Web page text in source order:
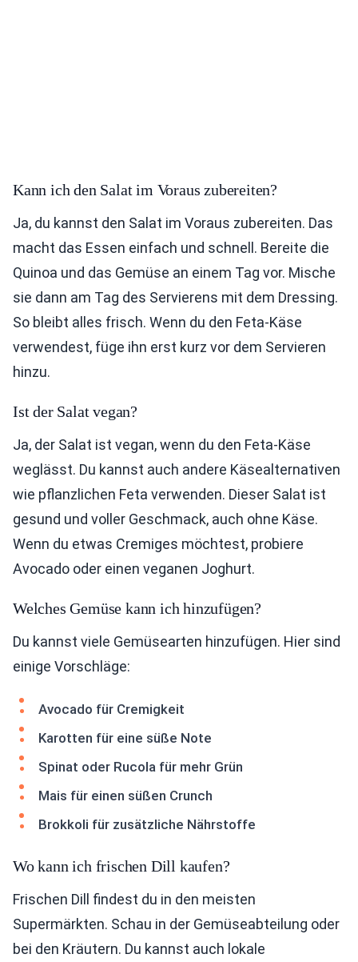
Kann ich den Salat im Voraus zubereiten?
Ja, du kannst den Salat im Voraus zubereiten. Das
macht das Essen einfach und schnell. Bereite die
Quinoa und das Gemüse an einem Tag vor. Mische
sie dann am Tag des Servierens mit dem Dressing.
So bleibt alles frisch. Wenn du den Feta-Käse
verwendest, füge ihn erst kurz vor dem Servieren
hinzu.
Ist der Salat vegan?
Ja, der Salat ist vegan, wenn du den Feta-Käse
weglässt. Du kannst auch andere Käsealternativen
wie pflanzlichen Feta verwenden. Dieser Salat ist
gesund und voller Geschmack, auch ohne Käse.
Wenn du etwas Cremiges möchtest, probiere
Avocado oder einen veganen Joghurt.
Welches Gemüse kann ich hinzufügen?
Du kannst viele Gemüsearten hinzufügen. Hier sind
einige Vorschläge:
Avocado für Cremigkeit
Karotten für eine süße Note
Spinat oder Rucola für mehr Grün
Mais für einen süßen Crunch
Brokkoli für zusätzliche Nährstoffe
Wo kann ich frischen Dill kaufen?
Frischen Dill findest du in den meisten
Supermärkten. Schau in der Gemüseabteilung oder
bei den Kräutern. Du kannst auch lokale